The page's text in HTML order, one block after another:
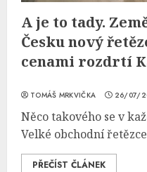
A je to tady.
Česku nový
cenami rozdrtí
TOMÁŠ MRKVIČKA 26/07/
Něco takového se v
Velké obchodní
PŘEČÍST ČLÁNEK